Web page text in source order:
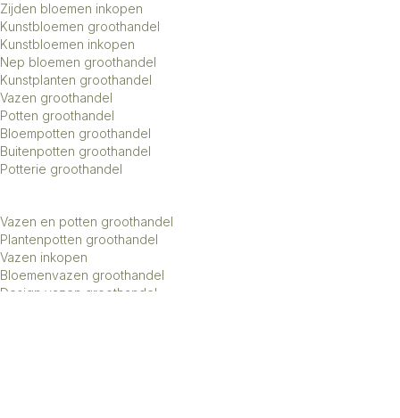
Zijden bloemen inkopen
Kunstbloemen groothandel
Kunstbloemen inkopen
Nep bloemen groothandel
Kunstplanten groothandel
Vazen groothandel
Potten groothandel
Bloempotten groothandel
Buitenpotten groothandel
Potterie groothandel
Vazen en potten groothandel
Plantenpotten groothandel
Vazen inkopen
Bloemenvazen groothandel
Design vazen groothandel